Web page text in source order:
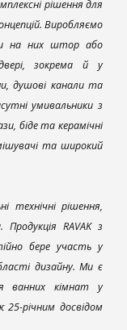
рішення для
Виробляємо
на них штор або
зокрема й у
душові канали та
умивальники з
біде та керамічні
та широкий
технічні рішення,
RAVAK з
бере участь у
дизайну. Ми є
ванних кімнат у
25-річним досвідом